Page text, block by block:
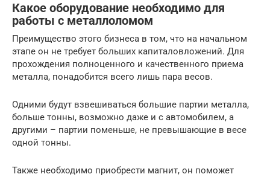
Какое оборудование необходимо для
работы с металлоломом
Преимущество этого бизнеса в том, что на начальном
этапе он не требует больших капиталовложений. Для
прохождения полноценного и качественного приема
металла, понадобится всего лишь пара весов.
Одними будут взвешиваться большие партии металла,
больше тонны, возможно даже и с автомобилем, а
другими – партии поменьше, не превышающие в весе
одной тонны.
Также необходимо приобрести магнит, он поможет